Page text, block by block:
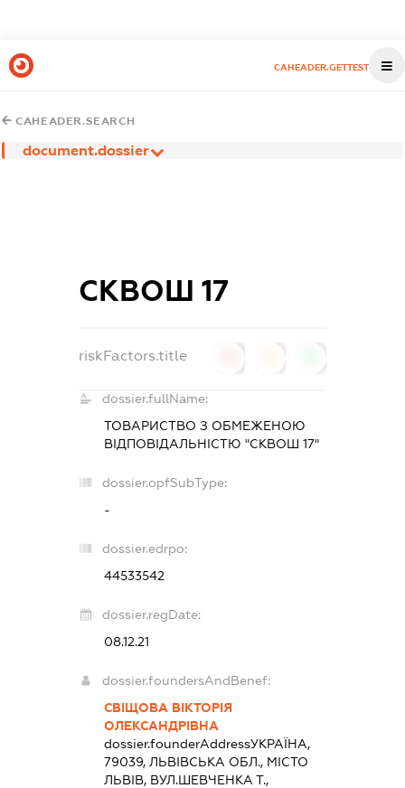
CAHEADER.GETTEST
CAHEADER.SEARCH
document.dossier
СКВОШ 17
riskFactors.title
dossier.fullName:
ТОВАРИСТВО З ОБМЕЖЕНОЮ
ВІДПОВІДАЛЬНІСТЮ "СКВОШ 17"
dossier.opfSubType:
-
dossier.edrpo:
44533542
dossier.regDate:
08.12.21
dossier.foundersAndBenef:
СВІЩОВА ВІКТОРІЯ
ОЛЕКСАНДРІВНА
dossier.founderAddressУКРАЇНА,
79039, ЛЬВІВСЬКА ОБЛ., МІСТО
ЛЬВІВ, ВУЛ.ШЕВЧЕНКА Т.,